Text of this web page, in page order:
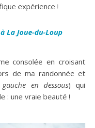
expérience !
La Joue-du-Loup
consolée en croisant
de ma randonnée et
en dessous) qui
: une vraie beauté !